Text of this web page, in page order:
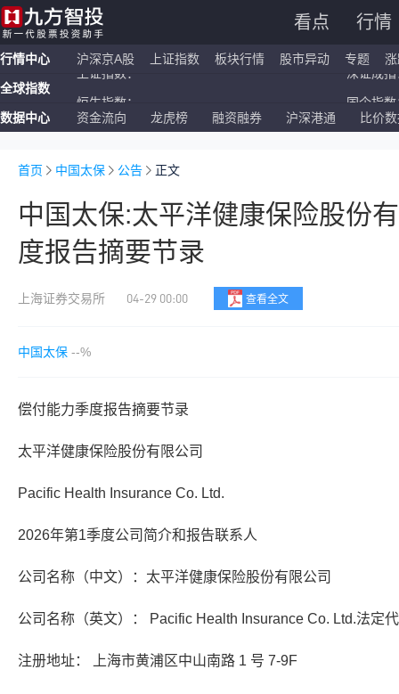
看点 行情
行情中心 沪深京A股 上证指数 板块行情 股市异动 专题
全球指数
纳斯达克ETF： 标普500ETF：
数据中心 资金流向 龙虎榜 融资融券 沪深港通 比价
首页 中国太保 公告 正文
中国太保:太平洋健康保险股份
度报告摘要节录
上海证券交易所 04-29 00:00 查看全文
中国太保 --%
偿付能力季度报告摘要节录
太平洋健康保险股份有限公司
Pacific Health Insurance Co. Ltd.
2026年第1季度公司简介和报告联系人
公司名称（中文）：太平洋健康保险股份有限公司
公司名称（英文）： Pacific Health Insurance Co. Ltd.法定
注册地址： 上海市黄浦区中山南路 1 号 7-9F